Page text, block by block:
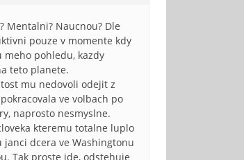
Naucnou? Dle
pouze v momente kdy
meho pohledu, kazdy
teto planete.
mu nedovoli odejit z
ve volbach po
naprosto nesmyslne.
kteremu totalne luplo
dcera ve Washingtonu
Tak proste jde, odstehuje